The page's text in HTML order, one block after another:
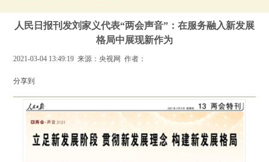
人民日报刊发刘家义代表“两会声音”：在服务融入新发展
格局中展现新作为
2021-03-04 13:49:19 来源：央视网 作者：
分享到